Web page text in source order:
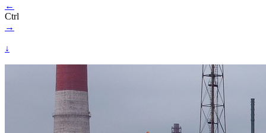
←
Ctrl
→
↓